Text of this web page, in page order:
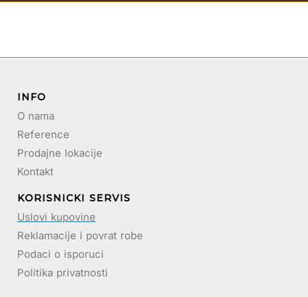
INFO
O nama
Reference
Prodajne lokacije
Kontakt
KORISNICKI SERVIS
Uslovi kupovine
Reklamacije i povrat robe
Podaci o isporuci
Politika privatnosti